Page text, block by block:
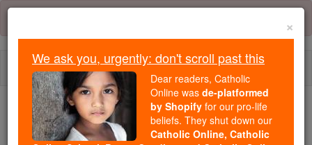
Skip
content
We ask you, urgently: don't scroll past this
×
We ask you, urgently: don't scroll past this
Dear readers, Catholic
Online was de-platformed
by Shopify for our pro-life
beliefs. They shut down our
Catholic Online, Catholic